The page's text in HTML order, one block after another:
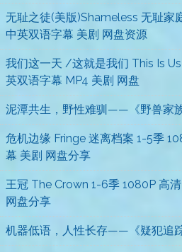
无耻之徒(美版)Shameless 无耻家
中英双语字幕 美剧 网盘资源
我们这一天 /这就是我们 This Is
英双语字幕 MP4 美剧 网盘
泥潭共生，野性难驯——《野兽家
危机边缘 Fringe 迷离档案 1-5季
幕 美剧 网盘分享
王冠 The Crown 1-6季 1080P 高
网盘分享
机器低语，人性长存——《疑犯追